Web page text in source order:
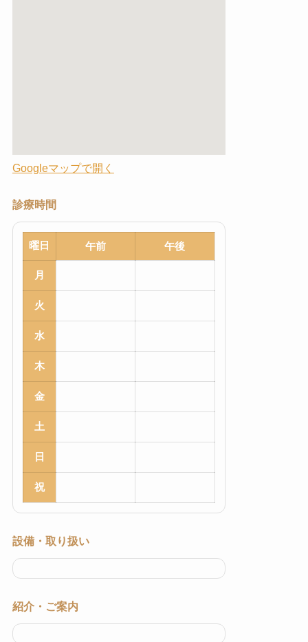
Googleマップで開く
診療時間
曜日 午前 午後
月
火
水
木
金
土
日
祝
設備・取り扱い
紹介・ご案内